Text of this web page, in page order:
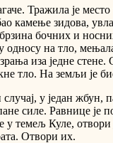
Тражила је место
камење зидова,
бочних и
односу на тло,
иза једне стене.
тло. На земљи је
случај, у један жбун,
силе. Равнице је
у темељ Куле, отвори
Отвори их.